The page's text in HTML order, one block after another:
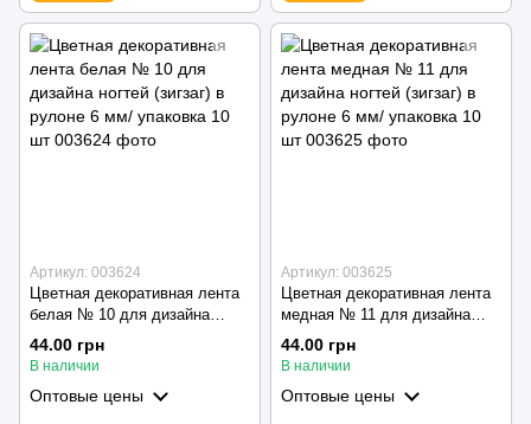
Артикул: 003624
Цветная декоративная лента
белая № 10 для дизайна
ногтей (зигзаг) в рулоне 6 мм/
упаковка 10 шт
44.00 грн
В наличии
Оптовые цены
Артикул: 003625
Цветная декоративная лента
медная № 11 для дизайна
ногтей (зигзаг) в рулоне 6 мм/
упаковка 10 шт
44.00 грн
В наличии
Оптовые цены